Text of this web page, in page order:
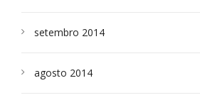
setembro 2014
agosto 2014